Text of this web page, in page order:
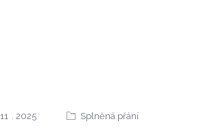
11 2025 Splněná přání